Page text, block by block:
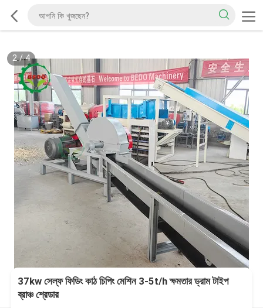
2/4
37kw সেল্ফ ফিডিং কাঠ চিপিং মেশিন 3-5t/h ক্ষমতার ড্রাম টাইপ
ব্রাঞ্চ শ্রেডার